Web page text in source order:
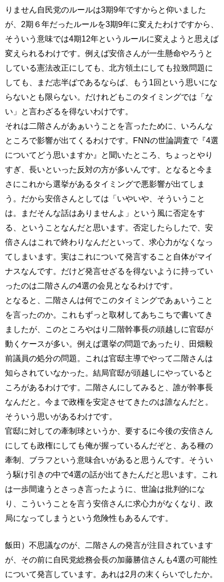
りません自民党のルールは3期9年ですからと仰いました
が、2期６年だったルールを3期9年に変えたわけですから、
そういう意味では4期12年というルールに変えようと思えば
変えられるわけです。例えば安倍さんが一生懸命やろうと
している憲法改正にしても、北方領土にしても拉致問題に
しても、まだ志半ばであるならば、もう1回という思いにな
らないとも限らない。だけれどもこのタイミングでは「な
い」と言わざるを得ないわけです。
それは二階さんがあぁいうことを言ったために、いろんな
ところで影響が出てくるわけです。FNNの世論調査で『4選
についてどう思いますか』と聞いたところ、ちょっとやり
すぎ、長いといった反対の方が多いんです。となると今ま
さにこれから選挙があるタイミングで悪影響が出てしま
う。だから安倍さんとしては「いやいや、そういうこと
は。まだそんな話はありませんよ」という風に否定をす
る、ということなんだと思います。否定したらしたで、安
倍さんはこれで終わりなんだといって、求心力がなくなっ
てしまいます。実はこれについて発言すること自体がマイ
ナスなんです。だけど発言せざるを得ないように持ってい
ったのは二階さんの4選の会見となるわけです。
となると、二階さんは何でこのタイミングであぁいうこと
を言ったのか。これもずっと取材してあちこちで書いてき
ましたが、このところやはり二階幹事長の頭越しに官邸が
動くケースが多い。例えば選挙の問題であったり、田畑毅
前議員の処分の問題。これは官邸主導でやって二階さんは
知らされていなかった。結局官邸が頭越しにやっていると
ころがあるわけです。二階さんにしてみると、誰が幹事長
なんだと。今まで政権を安定させてきたのは誰なんだと。
そういう思いがあるわけです。
官邸に対しての牽制球というか、要するに今後の安倍さん
にしても政権にしても俺が握っているんだぞと、ある種の
牽制、ブラフという意味合いがあると思うんです。そうい
う駆け引きの中で4選の話が出てきたんだと思います。これ
は一歩間違うとさっき言ったように、世論は批判的にな
り、こういうことを言う安倍さんに求心力がなくなり、政
局になってしまうという危険性もあるんです。
飯田）不思議なのが、二階さんの発言が注目されています
が、その前に自民党総務会長の加藤勝信さんも4選の可能性
について発言しています。あれは2月の末くらいでしたか。